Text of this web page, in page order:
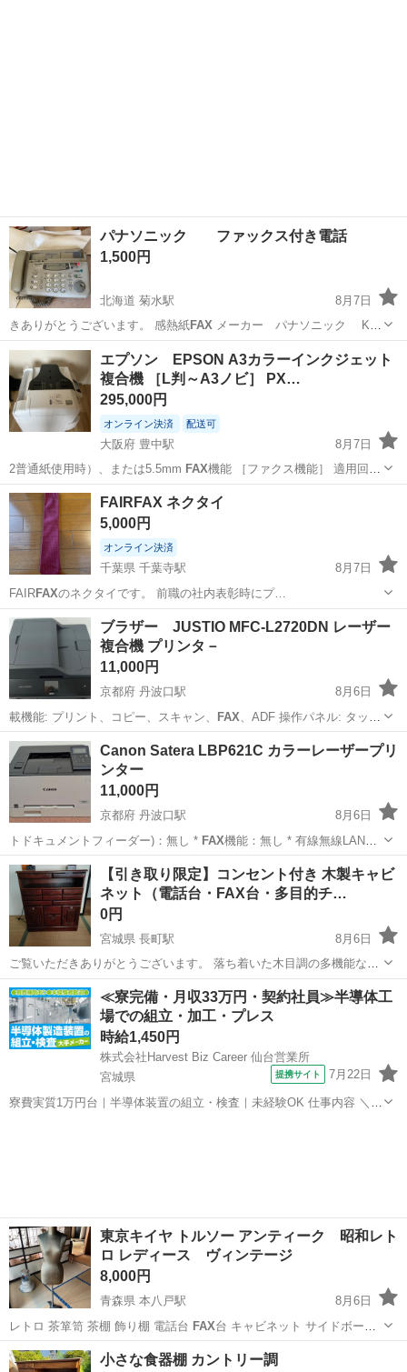
パナソニック ファックス付き電話
1,500円
北海道 菊水駅
8月7日
きありがとうございます。 感熱紙FAXメーカー パナソニック KX
ー…
北海道 札幌市 菊水駅
エプソン EPSON A3カラーインクジェット
複合機 ［L判～A3ノビ］ PX…
295,000円
オンライン決済 配送可
大阪府 豊中駅
8月7日
2普通紙使用時）、または5.5mm FAX機能 ［ファクス機能］ 適用回
線：…
大阪 豊中市 その他
FAIRFAX ネクタイ
5,000円
オンライン決済
千葉県 千葉寺駅
8月7日
FAIRFAXのネクタイです。 前職の社内表彰時にプ…
千葉 千葉市 千葉寺駅
ブラザー JUSTIO MFC-L2720DN レーザー
複合機 プリンタ－
11,000円
京都府 丹波口駅
8月6日
載機能: プリント、コピー、スキャン、 FAX 、ADF ​操作パネル: タッチ
パネル…
京都 京都市
Canon Satera LBP621C カラーレーザープリ
ンター
11,000円
京都府 丹波口駅
8月6日
トドキュメントフィーダー)：無し * FAX機能：無し * 有線無線LAN機
能：有…
京都 京都市 丹波口駅 プリンター
​【引き取り限定】コンセント付き 木製キャビ
ネット（電話台・FAX台・多目的チ…
0円
宮城県 長町駅
8月6日
ご覧いただきありがとうございます。 落ち着いた木目調の多機能な木
製キャビネット（電話台・ファックス台）です。 ​上部に2口コンセン
トが付いており、家電やスマホの充電・電話機などの設置に大変便利
です。引き出しが多数あり、書類や...
宮城 仙台市 長町駅 収納家具
≪寮完備・月収33万円・契約社員≫半導体工
場での組立・加工・プレス
時給1,450円
株式会社Harvest Biz Career 仙台営業所
宮城県
提携サイト 7月22日
寮費実質1万円台｜半導体装置の組立・検査｜未経験OK 仕事内容 ＼半
東京キイヤ トルソー アンティーク 昭和レト
ロ レディース ヴィンテージ
8,000円
青森県 本八戸駅
8月6日
レトロ 茶箪笥 茶棚 飾り棚 電話台 FAX台 キャビネット サイドボード
収納棚…
青森 八戸市 本八戸駅 その他
小さな食器棚 カントリー調